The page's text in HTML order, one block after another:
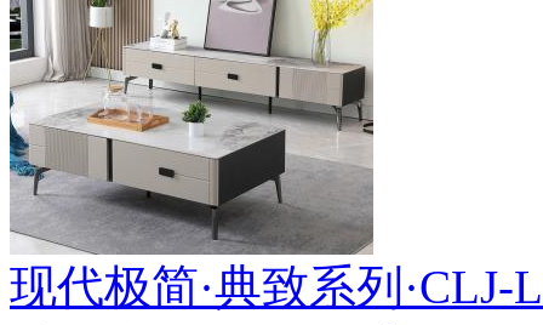
现代极简·典致系列·CLJ-